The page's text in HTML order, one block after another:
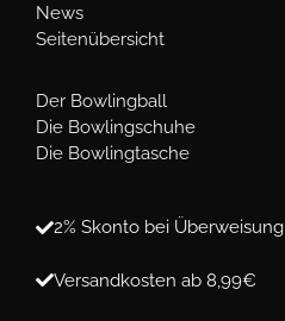
News
Seitenübersicht
Der Bowlingball
Die Bowlingschuhe
Die Bowlingtasche
2% Skonto bei Überweisung
Versandkosten ab 8,99€